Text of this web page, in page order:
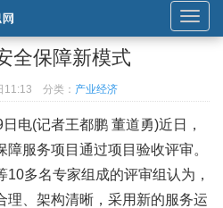
展
开
导
航
全保障新模式
11:13 分类： 产业经济
电(记者王都鹏 董道勇)近日，
服务项目通过项目验收评审。
多名专家组成的评审组认为，
理、架构清晰，采用新的服务运